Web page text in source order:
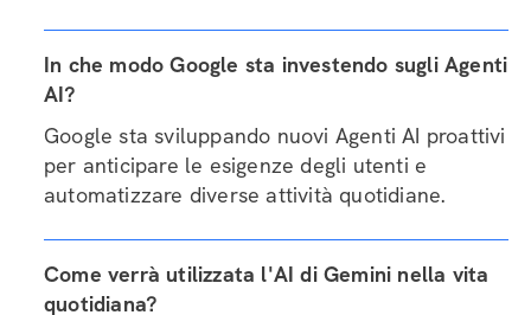
In che modo Google sta investendo sugli Agenti
AI?
Google sta sviluppando nuovi Agenti AI proattivi
per anticipare le esigenze degli utenti e
automatizzare diverse attività quotidiane.
Come verrà utilizzata l'AI di Gemini nella vita
quotidiana?